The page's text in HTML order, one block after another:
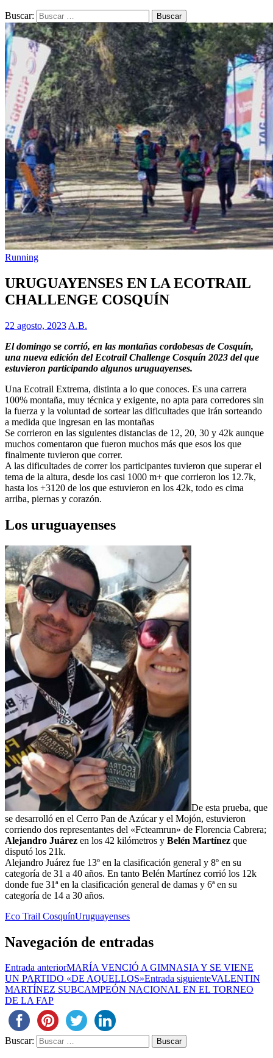
Buscar:
Running
URUGUAYENSES EN LA ECOTRAIL
CHALLENGE COSQUÍN
22 agosto, 2023 A.B.
El domingo se corrió, en las montañas cordobesas de Cosquín,
una nueva edición del Ecotrail Challenge Cosquín 2023 del que
estuvieron participando algunos uruguayenses.
Una Ecotrail Extrema, distinta a lo que conoces. Es una carrera
100% montaña, muy técnica y exigente, no apta para corredores sin
la fuerza y la voluntad de sortear las dificultades que irán sorteando
a medida que ingresan en las montañas
Se corrieron en las siguientes distancias de 12, 20, 30 y 42k aunque
muchos comentaron que fueron muchos más que esos los que
finalmente tuvieron que correr.
A las dificultades de correr los participantes tuvieron que superar el
tema de la altura, desde los casi 1000 m+ que corrieron los 12.7k,
hasta los +3120 de los que estuvieron en los 42k, todo es cima
arriba, piernas y corazón.
Los uruguayenses
De esta prueba, que
se desarrolló en el Cerro Pan de Azúcar y el Mojón, estuvieron
corriendo dos representantes del «Fcteamrun» de Florencia Cabrera;
Alejandro Juárez en los 42 kilómetros y Belén Martínez que
disputó los 21k.
Alejandro Juárez fue 13º en la clasificación general y 8º en su
categoría de 31 a 40 años. En tanto Belén Martínez corrió los 12k
donde fue 31ª en la clasificación general de damas y 6ª en su
categoría de 14 a 30 años.
Eco Trail CosquínUruguayenses
Navegación de entradas
Entrada anteriorMARÍA VENCIÓ A GIMNASIA Y SE VIENE
UN PARTIDO «DE AQUELLOS»Entrada siguienteVALENTIN
MARTÍNEZ SUBCAMPEÓN NACIONAL EN EL TORNEO
DE LA FAP
Buscar: